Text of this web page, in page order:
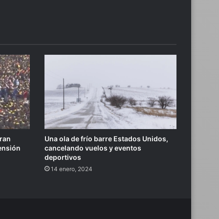
Una ola de frío barre Estados Unidos,
cancelando vuelos y eventos
deportivos
14 enero, 2024